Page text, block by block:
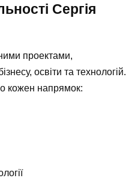
Сергія
проектами,
освіти та технологій.
кожен напрямок: